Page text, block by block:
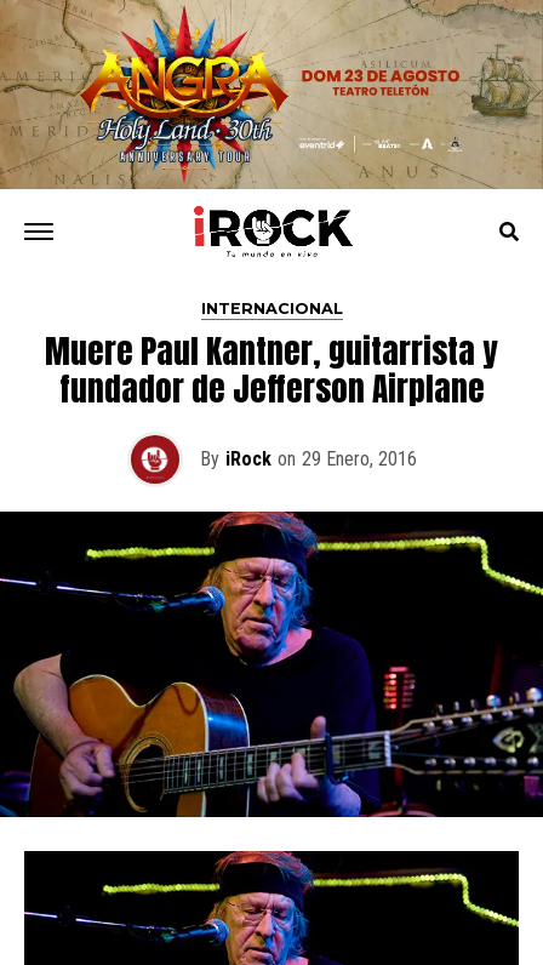
INTERNACIONAL
Muere Paul Kantner, guitarrista y
fundador de Jefferson Airplane
By iRock on 29 Enero, 2016